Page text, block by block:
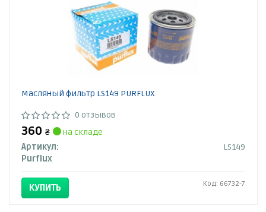
Масляный фильтр LS149 PURFLUX
0 отзывов
360 ₴
на складе
Артикул:
LS149
Purflux
КУПИТЬ Код: 66732-7